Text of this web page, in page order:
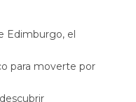
Edimburgo, el
para moverte por